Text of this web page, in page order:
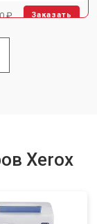
₽ Заказать
₽
Xerox